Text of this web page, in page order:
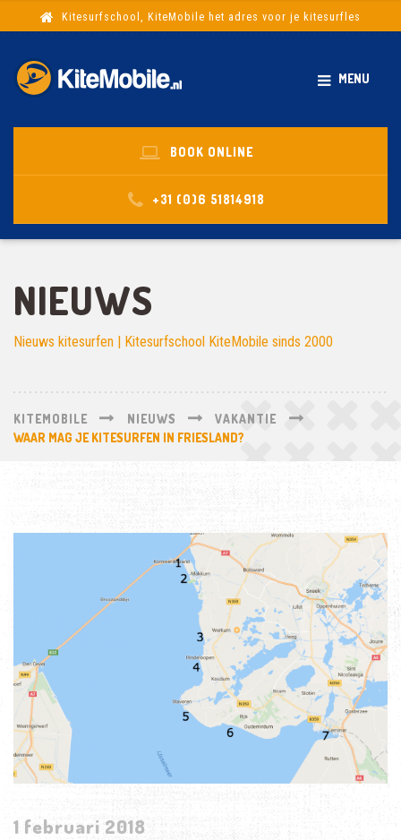
Kitesurfschool, KiteMobile het adres voor je kitesurfles
MENU
BOOK ONLINE
+31 (0)6 51814918
NIEUWS
Nieuws kitesurfen | Kitesurfschool KiteMobile sinds 2000
KITEMOBILE NIEUWS
VAKANTIE
WAAR MAG JE KITESURFEN IN FRIESLAND?
1 februari 2018